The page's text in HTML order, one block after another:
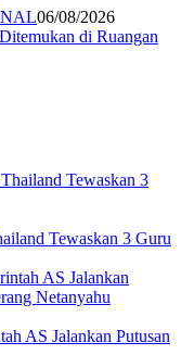
06/08/2026
di Ruangan
Tewaskan 3 Guru
AS Jalankan Putusan